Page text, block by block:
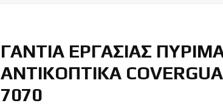
ΓΑΝΤΙΑ ΕΡΓΑΣΙΑΣ
ΑΝΤΙΚΟΠΤΙΚΑ
7070